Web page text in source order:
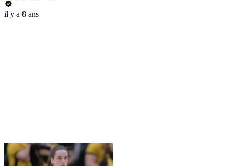
il y a 8 ans